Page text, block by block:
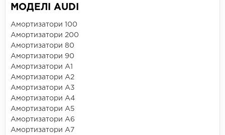
МОДЕЛІ AUDI
Амортизатори 100
Амортизатори 200
Амортизатори 80
Амортизатори 90
Амортизатори A1
Амортизатори A2
Амортизатори A3
Амортизатори A4
Амортизатори A5
Амортизатори A6
Амортизатори A7